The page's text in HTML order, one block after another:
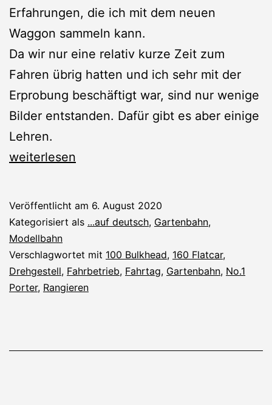
Erfahrungen, die ich mit dem neuen
Waggon sammeln kann.
Da wir nur eine relativ kurze Zeit zum
Fahren übrig hatten und ich sehr mit der
Erprobung beschäftigt war, sind nur wenige
Bilder entstanden. Dafür gibt es aber einige
Lehren.
Sommer-
2020
weiterlesen
Veröffentlicht am 6. August 2020
Kategorisiert als ...auf deutsch, Gartenbahn,
Modellbahn
Verschlagwortet mit 100 Bulkhead, 160 Flatcar,
Drehgestell, Fahrbetrieb, Fahrtag, Gartenbahn, No.1
Porter, Rangieren